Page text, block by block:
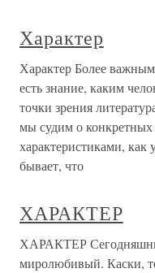
Характер
Характер Более
есть знание, каким
точки зрения
мы судим о конкретных
характеристиками, как
бывает, что
ХАРАКТЕР
ХАРАКТЕР
миролюбивый. Каски,